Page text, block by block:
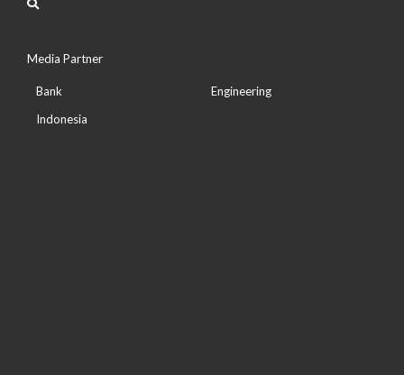
Media Partner
Bank
Indonesia
Engineering